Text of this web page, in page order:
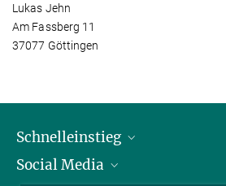
Lukas Jehn
Am Fassberg 11
37077 Göttingen
Schnelleinstieg
Alumni
Social Media